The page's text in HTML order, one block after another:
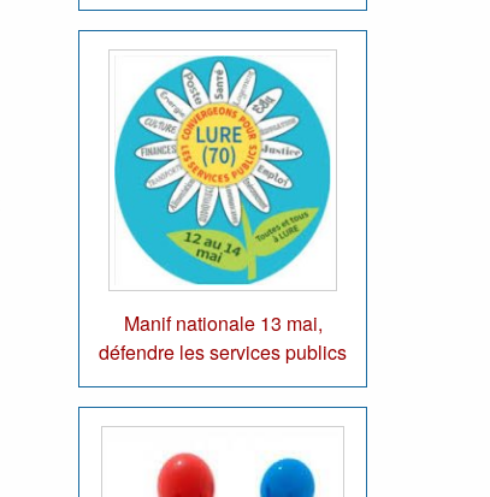
Manif nationale 13 mai,
défendre les services publics